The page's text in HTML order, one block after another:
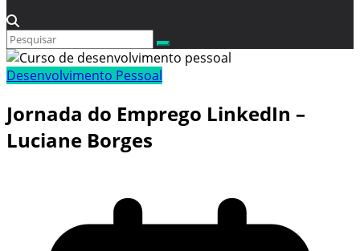
Desenvolvimento Pessoal
Jornada do Emprego LinkedIn –
Luciane Borges